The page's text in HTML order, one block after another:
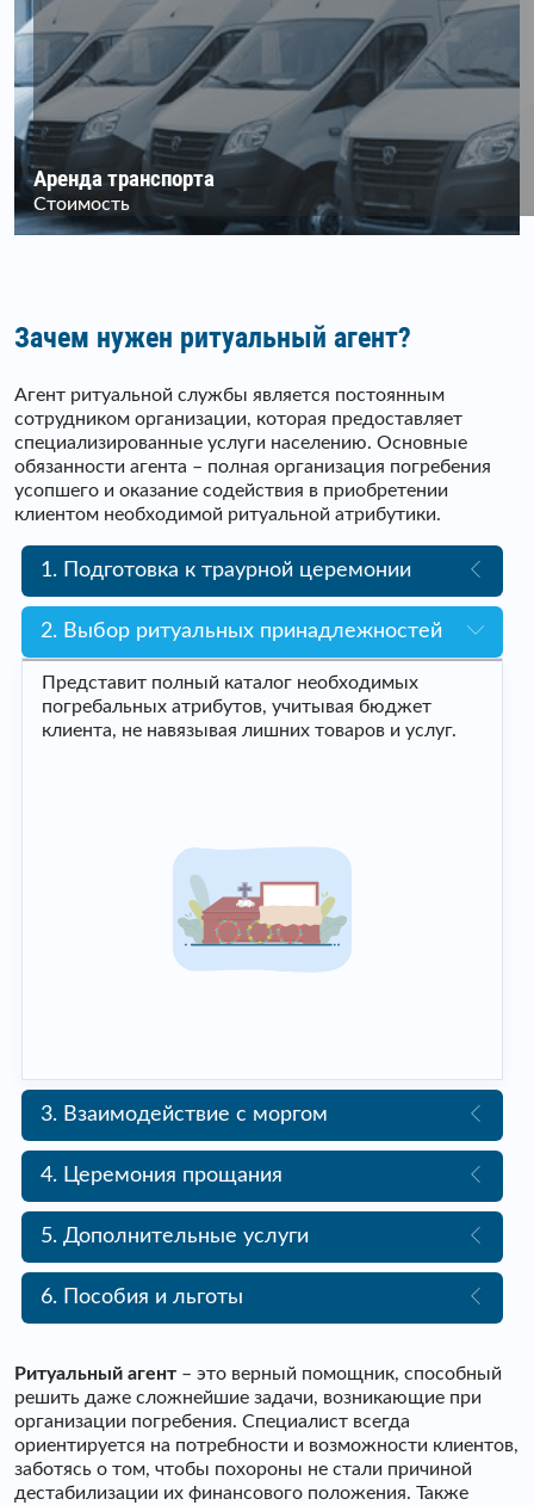
Аренда транспорта
Стоимость
Зачем нужен ритуальный агент?
Агент ритуальной службы является постоянным
сотрудником организации, которая предоставляет
специализированные услуги населению. Основные
обязанности агента – полная организация погребения
усопшего и оказание содействия в приобретении
клиентом необходимой ритуальной атрибутики.
1. Подготовка к траурной церемонии
2. Выбор ритуальных принадлежностей
Представит полный каталог необходимых
погребальных атрибутов, учитывая бюджет
клиента, не навязывая лишних товаров и услуг.
3. Взаимодействие с моргом
4. Церемония прощания
5. Дополнительные услуги
6. Пособия и льготы
Ритуальный агент – это верный помощник, способный
решить даже сложнейшие задачи, возникающие при
организации погребения. Специалист всегда
ориентируется на потребности и возможности клиентов,
заботясь о том, чтобы похороны не стали причиной
дестабилизации их финансового положения. Также